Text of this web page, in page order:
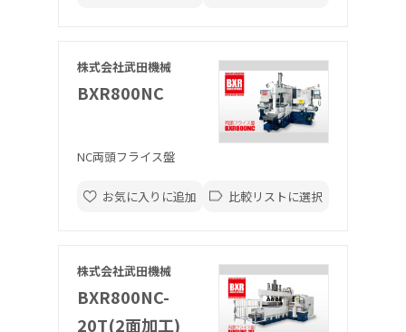
株式会社武田機械
BXR800NC
NC両頭フライス盤
お気に入りに追加 比較リストに選択
株式会社武田機械
BXR800NC-
20T(2面加工)